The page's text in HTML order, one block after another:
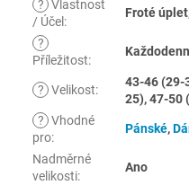
? Vlastnost
/ Účel :
Froté
?
Příležitost:
? Velikost:
43-46 (29-
25), 47-50
? Vhodné
pro:
Pánské,
Nadměrné
velikosti:
Ano